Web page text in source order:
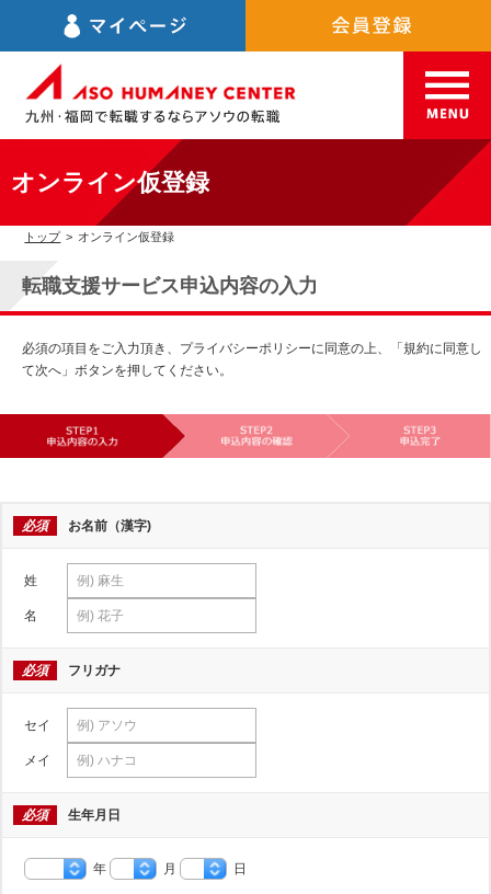
オンライン仮登録
トップ > オンライン仮登録
転職支援サービス申込内容の入力
必須の項目をご入力頂き、プライバシーポリシーに同意の上、「規約に同意し
て次へ」ボタンを押してください。
必須 お名前（漢字)
姓
名
必須 フリガナ
セイ
メイ
必須 生年月日
年 月 日